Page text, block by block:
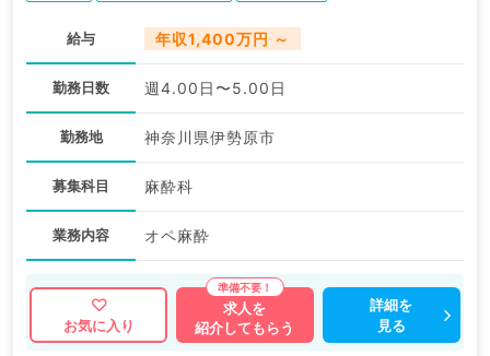
給与 年収1,400万円 ～
勤務日数 週4.00日〜5.00日
勤務地 神奈川県伊勢原市
募集科目 麻酔科
業務内容 オペ麻酔
お気に入り
求人を
紹介してもらう
詳細を
見る